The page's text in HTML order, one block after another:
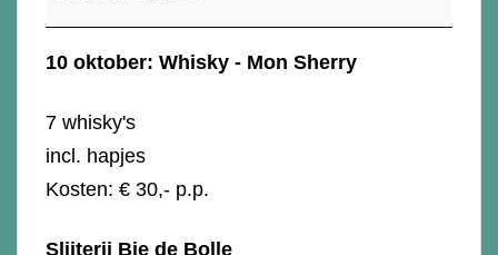
Sherry
10 oktober: Whisky - Mon Sherry
7 whisky's
incl. hapjes
Kosten: € 30,- p.p.
Slijterij Bie de Bolle